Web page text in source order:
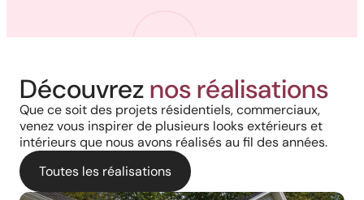
Découvreznos réalisations
Que ce soit des projets résidentiels, commerciaux,
venez vous inspirer de plusieurs looks extérieurs et
intérieurs que nous avons réalisés au fil des années.
Toutes les réalisations